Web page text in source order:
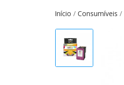
Início Consumíveis